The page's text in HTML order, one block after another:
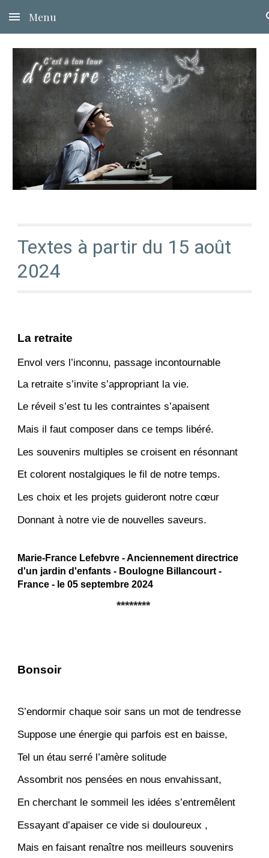
Skip to main content
Menu
Textes à partir du 15 août
2024
La retraite
Envol vers l’inconnu, passage incontournable
La retraite s’invite s’appropriant la vie.
Le réveil s’est tu les contraintes s’apaisent
Mais il faut composer dans ce temps libéré.
Les souvenirs multiples se croisent en résonnant
Et colorent nostalgiques le fil de notre temps.
Les choix et les projets guideront notre cœur
Donnant à notre vie de nouvelles saveurs.
Marie-France Lefebvre - Anciennement directrice
d'un jardin d'enfants - Boulogne Billancourt -
France - le 05 septembre 2024
********
Bonsoir
S’endormir chaque soir sans un mot de tendresse
Suppose une énergie qui parfois est en baisse,
Tel un étau serré l’amère solitude
Assombrit nos pensées en nous envahissant,
En cherchant le sommeil les idées s’entremêlent
Essayant d’apaiser ce vide si douloureux ,
Mais en faisant renaître nos meilleurs souvenirs